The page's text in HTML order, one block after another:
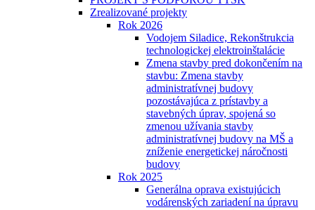
Zrealizované projekty
Rok 2026
Vodojem Siladice, Rekonštrukcia
technologickej elektroinštalácie
Zmena stavby pred dokončením na
stavbu: Zmena stavby
administratívnej budovy
pozostávajúca z prístavby a
stavebných úprav, spojená so
zmenou užívania stavby
administratívnej budovy na MŠ a
zníženie energetickej náročnosti
budovy
Rok 2025
Generálna oprava existujúcich
vodárenských zariadení na úpravu